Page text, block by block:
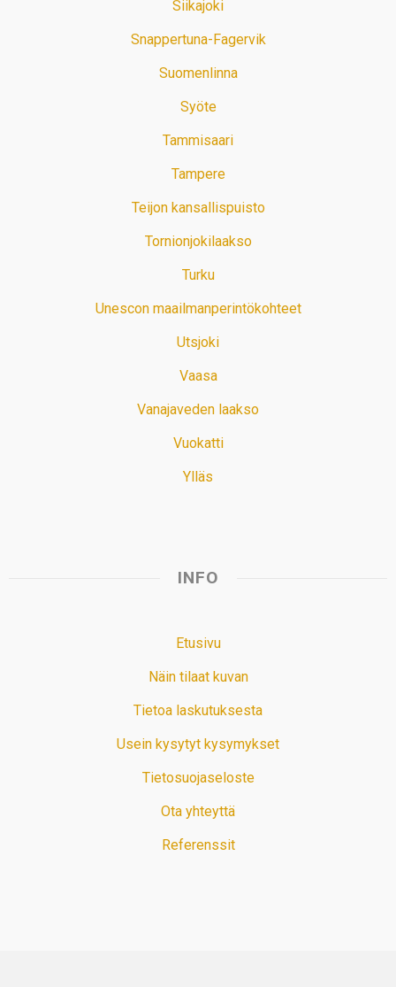
Siikajoki
Snappertuna-Fagervik
Suomenlinna
Syöte
Tammisaari
Tampere
Teijon kansallispuisto
Tornionjokilaakso
Turku
Unescon maailmanperintökohteet
Utsjoki
Vaasa
Vanajaveden laakso
Vuokatti
Ylläs
INFO
Etusivu
Näin tilaat kuvan
Tietoa laskutuksesta
Usein kysytyt kysymykset
Tietosuojaseloste
Ota yhteyttä
Referenssit